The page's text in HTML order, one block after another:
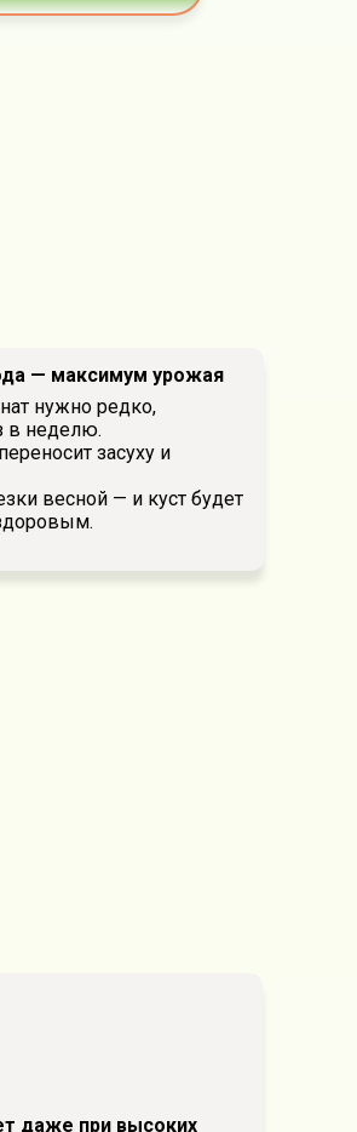
нужно редко,
в неделю.
засуху и
весной — и куст будет
— максимум урожая
даже при высоких